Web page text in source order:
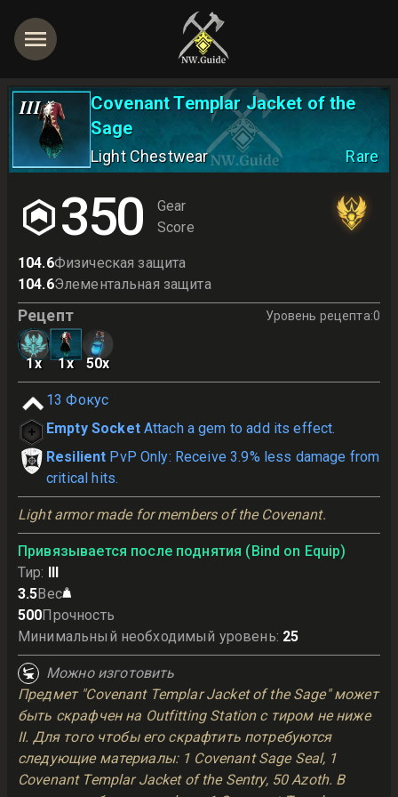
III
Covenant Templar Jacket of the
Sage
Light Chestwear Rare
350
Gear
Score
104.6Физическая защита
104.6Элементальная защита
Рецепт Уровень рецепта:0
1x 1x 50x
13 Фокус
Empty Socket Attach a gem to add its effect.
Resilient PvP Only: Receive 3.9% less damage from
critical hits.
Light armor made for members of the Covenant.
Привязывается после поднятия (Bind on Equip)
Тир: III
3.5Вес
500Прочность
Минимальный необходимый уровень: 25
Можно изготовить
Предмет "Covenant Templar Jacket of the Sage" может
быть скрафчен на Outfitting Station с тиром не ниже
II. Для того чтобы его скрафтить потребуются
следующие материалы: 1 Covenant Sage Seal, 1
Covenant Templar Jacket of the Sentry, 50 Azoth. В